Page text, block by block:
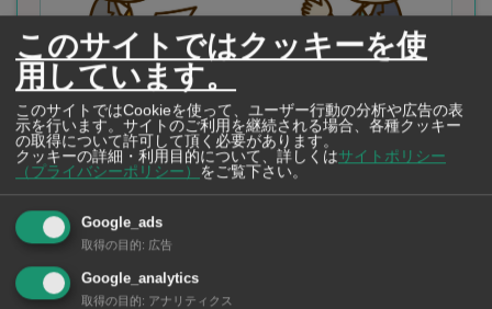
弊社担当者から求人ページについてのヒアリングが
あります。
ロゴやページトップの画像、その他掲載されたい画
像があれば、お送り下さい。
下記のページ制作についてヒアリングをさせて頂き
ます。
このサイトではクッキーを使
用しています。
このサイトではCookieを使って、ユーザー行動の分析や広告の表
示を行います。サイトのご利用を継続される場合、各種クッキー
の取得について許可して頂く必要があります。
クッキーの詳細・利用目的について、詳しくはサイトポリシー
（プライバシーポリシー）
をご覧下さい。
Google_ads
取得の目的: 広告
Google_analytics
取得の目的: アナリティクス